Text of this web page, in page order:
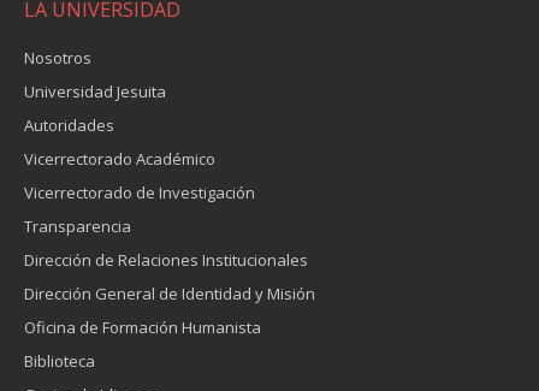
LA UNIVERSIDAD
Nosotros
Universidad Jesuita
Autoridades
Vicerrectorado Académico
Vicerrectorado de Investigación
Transparencia
Dirección de Relaciones Institucionales
Dirección General de Identidad y Misión
Oficina de Formación Humanista
Biblioteca